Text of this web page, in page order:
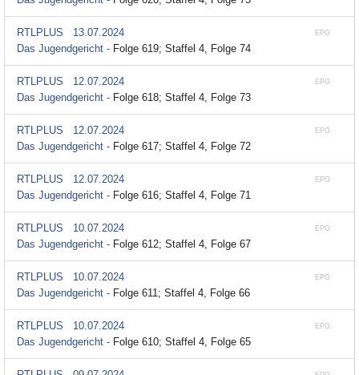
EPG
RTLPLUS
13.07.2024
Das Jugendgericht - Folge 619; Staffel 4, Folge 74
EPG
RTLPLUS
12.07.2024
Das Jugendgericht - Folge 618; Staffel 4, Folge 73
EPG
RTLPLUS
12.07.2024
Das Jugendgericht - Folge 617; Staffel 4, Folge 72
EPG
RTLPLUS
12.07.2024
Das Jugendgericht - Folge 616; Staffel 4, Folge 71
EPG
RTLPLUS
10.07.2024
Das Jugendgericht - Folge 612; Staffel 4, Folge 67
EPG
RTLPLUS
10.07.2024
Das Jugendgericht - Folge 611; Staffel 4, Folge 66
EPG
RTLPLUS
10.07.2024
Das Jugendgericht - Folge 610; Staffel 4, Folge 65